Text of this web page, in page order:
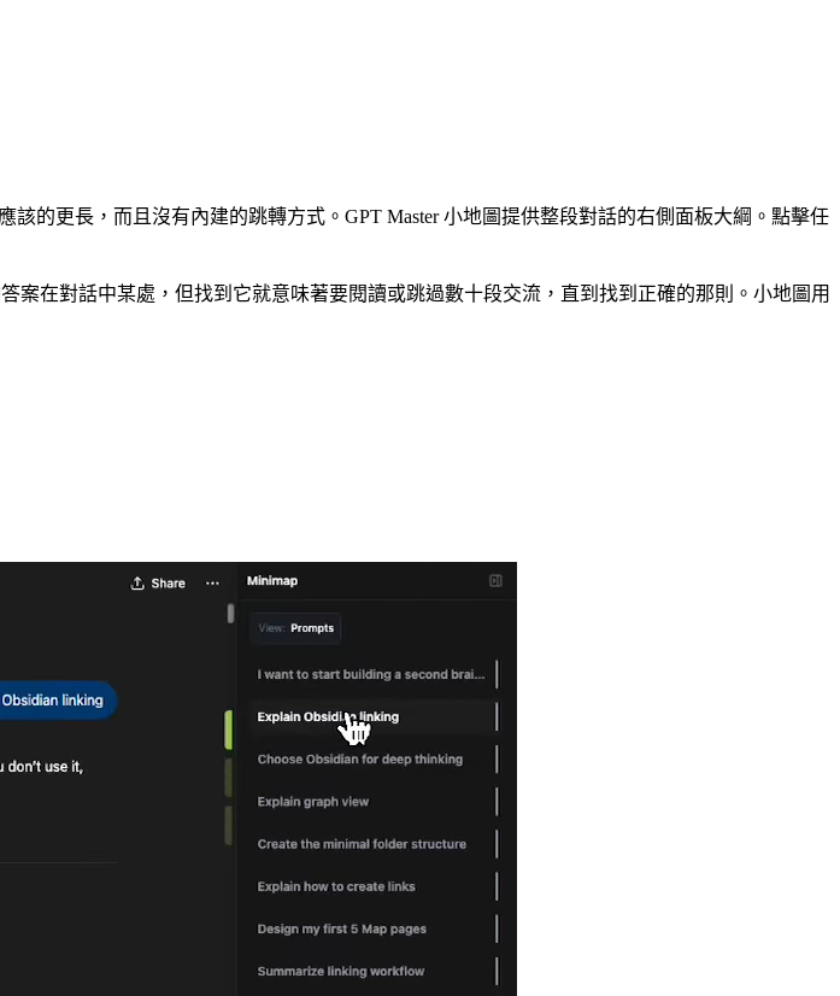
的更長，而且沒有內建的跳轉方式。GPT Master 小地圖提供整段對話的右側面板大綱。點擊任
在對話中某處，但找到它就意味著要閱讀或跳過數十段交流，直到找到正確的那則。小地圖用